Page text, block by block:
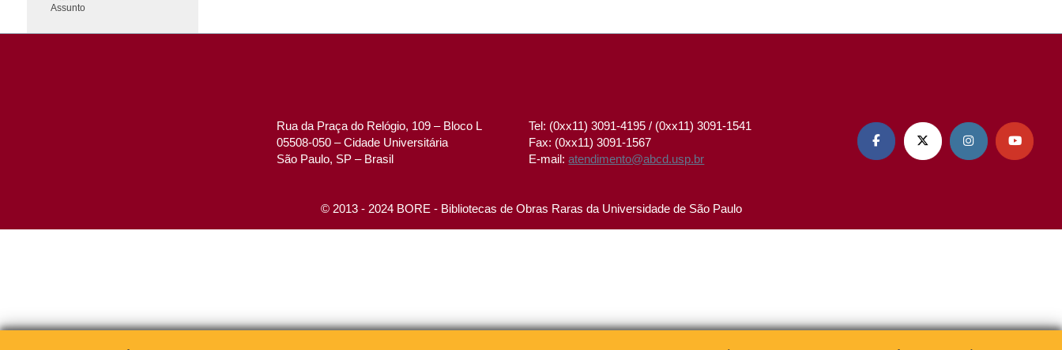
Assunto
Rua da Praça do Relógio, 109 – Bloco L
05508-050 – Cidade Universitária
São Paulo, SP – Brasil
Tel: (0xx11) 3091-4195 / (0xx11) 3091-1541
Fax: (0xx11) 3091-1567
E-mail:atendimento@abcd.usp.br
   
© 2013 - 2024 BORE - Bibliotecas de Obras Raras da Universidade de São Paulo